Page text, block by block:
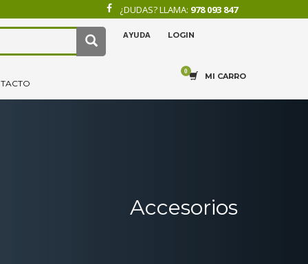
¿DUDAS? LLAMA: 978 093 847
AYUDA LOGIN
MI CARRO
Accesorios